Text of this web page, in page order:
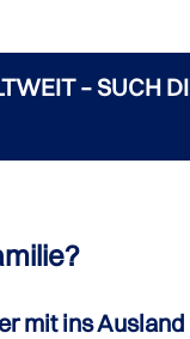
– SUCH
mit ins